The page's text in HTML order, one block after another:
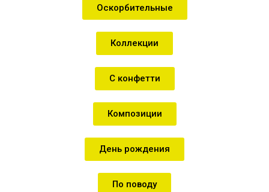
Оскорбительные
Коллекции
С конфетти
Композиции
День рождения
По поводу